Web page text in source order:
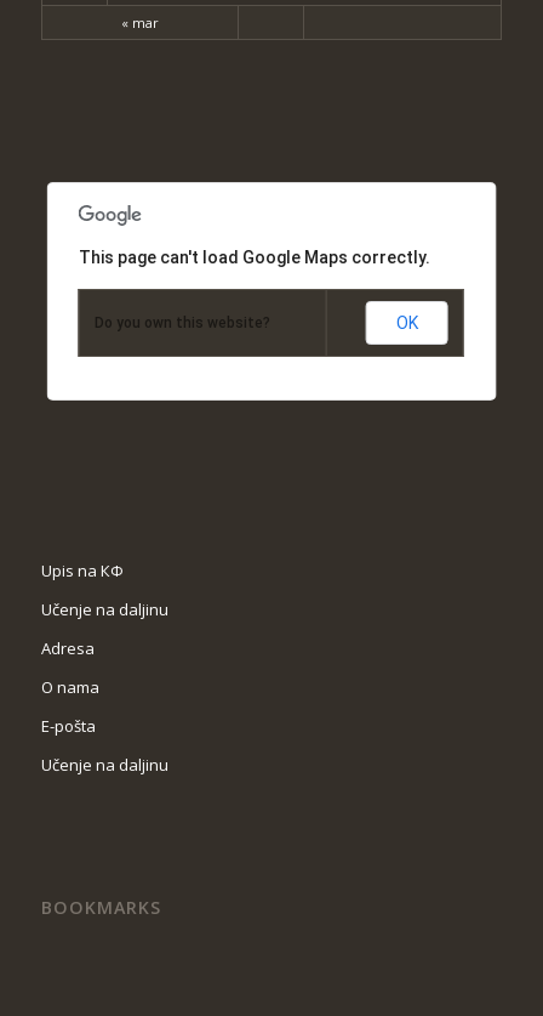
« mar
This page can't load Google Maps correctly.
Do you own this website? OK
Upis na КФ
Učenje na daljinu
Adresa
O nama
Е-pošta
Učenje na daljinu
BOOKMARKS